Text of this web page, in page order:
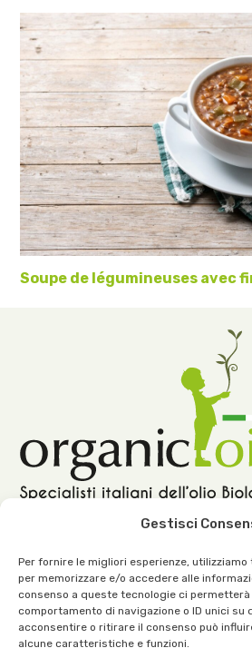
Gestisci
Per fornire le migliori esperienze,
per memorizzare e/o accedere alle
consenso a queste tecnologie ci
comportamento di navigazione o ID unici su
acconsentire o ritirare il consenso può
alcune caratteristiche e funzioni.
Soupe de légumineuses
Notre siège :
Viale dell’Industria, 1 – 37030